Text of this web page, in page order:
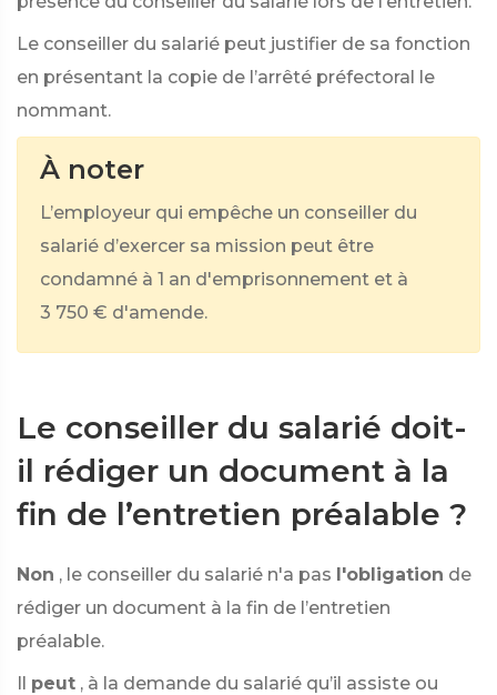
Le conseiller du salarié peut justifier de sa fonction
en présentant la copie de l’arrêté préfectoral le
nommant.
À noter
L’employeur qui empêche un conseiller du
salarié d’exercer sa mission peut être
condamné à 1 an d'emprisonnement et à
3 750 € d'amende.
Le conseiller du salarié doit-
il rédiger un document à la
fin de l’entretien préalable ?
Non , le conseiller du salarié n'a pas l'obligation de
rédiger un document à la fin de l’entretien
préalable.
Il peut , à la demande du salarié qu’il assiste ou